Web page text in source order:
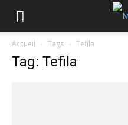
Accueil Tags Tefila
Tag: Tefila